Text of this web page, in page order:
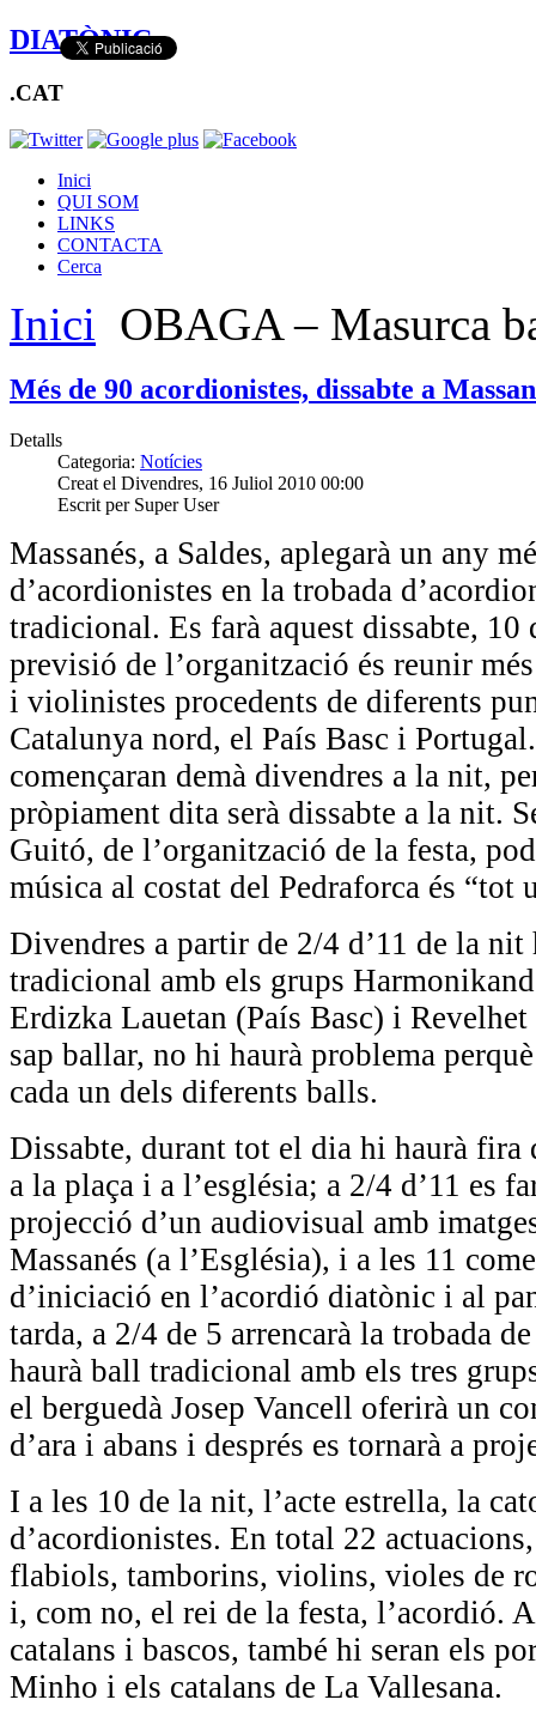
DIATÒNIC
.CAT
Inici
QUI SOM
LINKS
CONTACTA
Cerca
Inici OBAGA – Masurca
Més de 90 acordionistes, dissabte a
Detalls
Categoria: Notícies
Creat el Divendres, 16 Juliol 2010 00:00
Escrit per Super User
Massanés, a Saldes, aplegarà un any
d’acordionistes en la trobada
tradicional. Es farà aquest dissabte,
previsió de l’organització és reunir
i violinistes procedents de diferents
Catalunya nord, el País Basc i
començaran demà divendres a la nit,
pròpiament dita serà dissabte a la nit.
Guitó, de l’organització de la festa,
música al costat del Pedraforca és “tot
Divendres a partir de 2/4 d’11 de la
tradicional amb els grups
Erdizka Lauetan (País Basc) i
sap ballar, no hi haurà problema
cada un dels diferents balls.
Dissabte, durant tot el dia hi haurà fira
a la plaça i a l’església; a 2/4 d’11 es
projecció d’un audiovisual amb
Massanés (a l’Església), i a les 11
d’iniciació en l’acordió diatònic i al
tarda, a 2/4 de 5 arrencarà la trobada
haurà ball tradicional amb els tres
el berguedà Josep Vancell oferirà un
d’ara i abans i després es tornarà a
I a les 10 de la nit, l’acte estrella, la
d’acordionistes. En total 22
flabiols, tamborins, violins, violes de
i, com no, el rei de la festa, l’acordió.
catalans i bascos, també hi seran els
Minho i els catalans de La Vallesana.